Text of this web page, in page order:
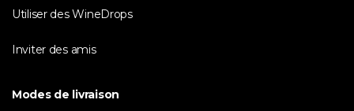
Utiliser des WineDrops
Inviter des amis
Modes de livraison